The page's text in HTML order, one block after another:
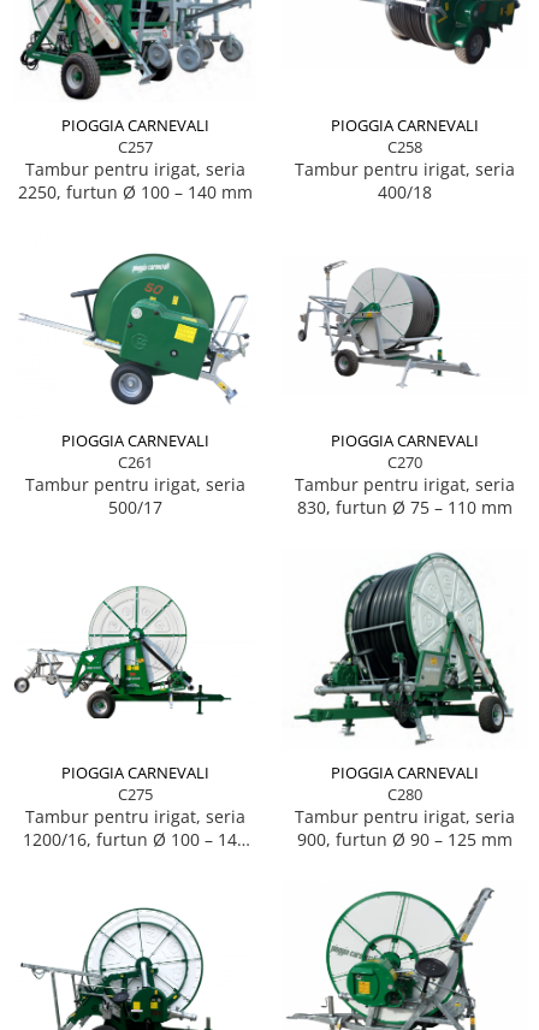
PIOGGIA CARNEVALI
C257
Tambur pentru irigat, seria
2250, furtun Ø 100 – 140 mm
PIOGGIA CARNEVALI
C258
Tambur pentru irigat, seria
400/18
PIOGGIA CARNEVALI
C261
Tambur pentru irigat, seria
500/17
PIOGGIA CARNEVALI
C270
Tambur pentru irigat, seria
830, furtun Ø 75 – 110 mm
PIOGGIA CARNEVALI
C275
Tambur pentru irigat, seria
1200/16, furtun Ø 100 – 140
PIOGGIA CARNEVALI
C280
Tambur pentru irigat, seria
900, furtun Ø 90 – 125 mm